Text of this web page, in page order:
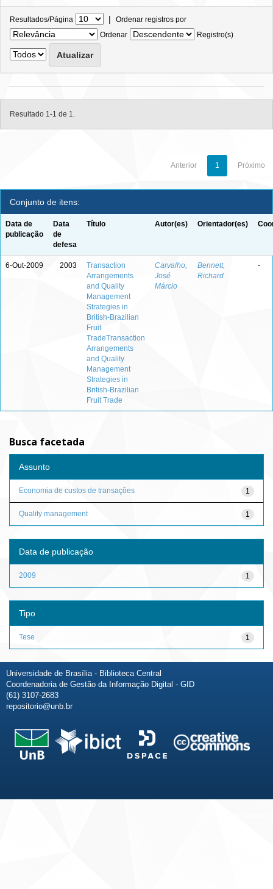
Resultados/Página | Ordenar registros por
Ordenar
Registro(s)
Resultado 1-1 de 1.
Anterior 1 Próximo
Conjunto de itens:
Data de
publicação
Data
de
defesa
Título Autor(es) Orientador(es)
6-Out-2009 2003
Transaction
Arrangements
and Quality
Management
Strategies in
British-Brazilian
Fruit
TradeTransaction
Arrangements
and Quality
Management
Strategies in
British-Brazilian
Fruit Trade
Carvalho,
José
Márcio
Bennett,
Richard
-
Busca facetada
Assunto
1
Economia de custos de transações
1
Quality management
Data de publicação
1
2009
Tipo
1
Tese
Universidade de Brasília - Biblioteca Central
Coordenadoria de Gestão da Informação Digital - GID
(61) 3107-2683
repositorio@unb.br